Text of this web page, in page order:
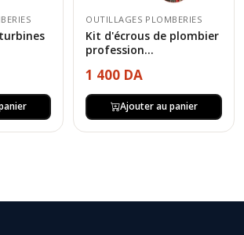
OUTILLAGES PLOMBERIES
Kit d'écrous de plombier
profession...
1 400 DA
Ajouter au panier